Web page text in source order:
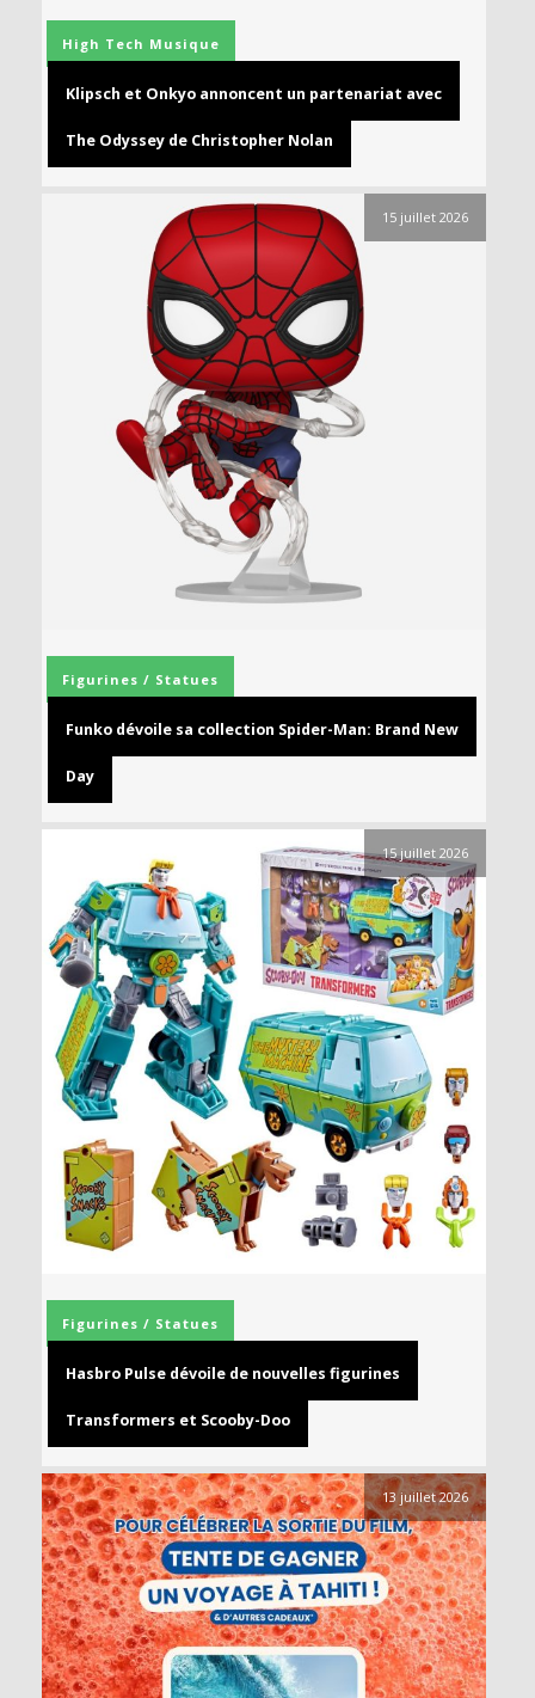
High Tech Musique
Klipsch et Onkyo annoncent un partenariat avec
The Odyssey de Christopher Nolan
15 juillet 2026
Figurines / Statues
Funko dévoile sa collection Spider-Man: Brand New
Day
15 juillet 2026
Figurines / Statues
Hasbro Pulse dévoile de nouvelles figurines
Transformers et Scooby-Doo
13 juillet 2026